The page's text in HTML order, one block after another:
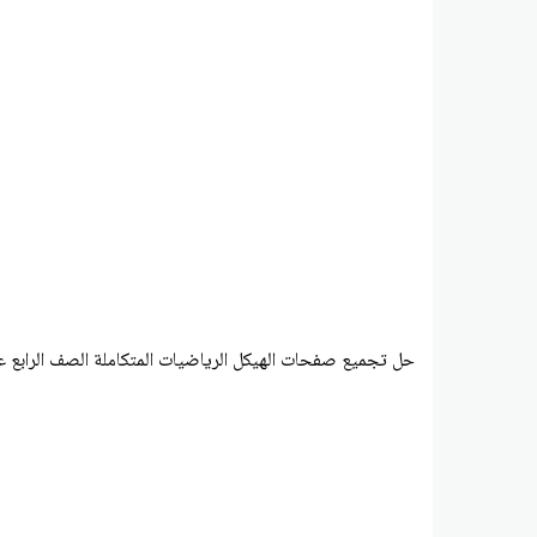
حل تجميع صفحات الهيكل الرياضيات المتكاملة الصف الرابع